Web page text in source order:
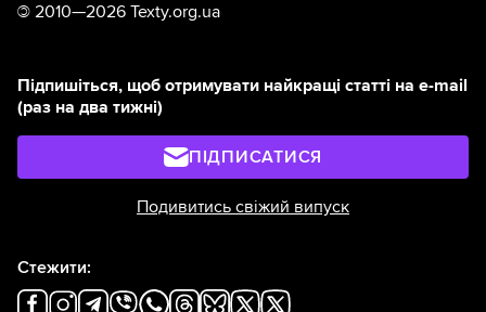
© 2010—2026 Texty.org.ua
Підпишіться, щоб отримувати найкращі статті на e-mail
(раз на два тижні)
ПІДПИСАТИСЯ
Подивитись свіжий випуск
Стежити: